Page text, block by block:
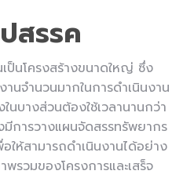
สรรค
ป็นโครงสร้างขนาดใหญ่ ซึ่ง
านจำนวนมากในการดำเนินงาน
นบางส่วนต้องใช้เวลานานกว่า
การวางแผนจัดสรรทรัพยากร
อให้สามารถดำเนินงานได้อย่าง
รวมของโครงการและเสร็จ